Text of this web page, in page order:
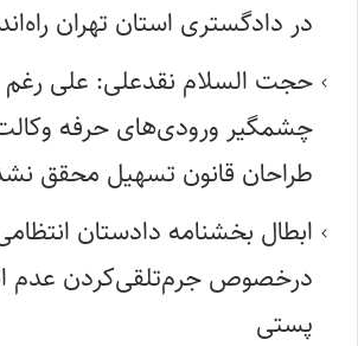
در دادگستری استان تهران
حجت السلام نقدعلی: علی رغم
چشمگیر ورودی‌های حرفه
طراحان قانون تسهیل محقق
ابطال بخشنامه دادستان
درخصوص جرم‌تلقی‌کردن عدم
پستی